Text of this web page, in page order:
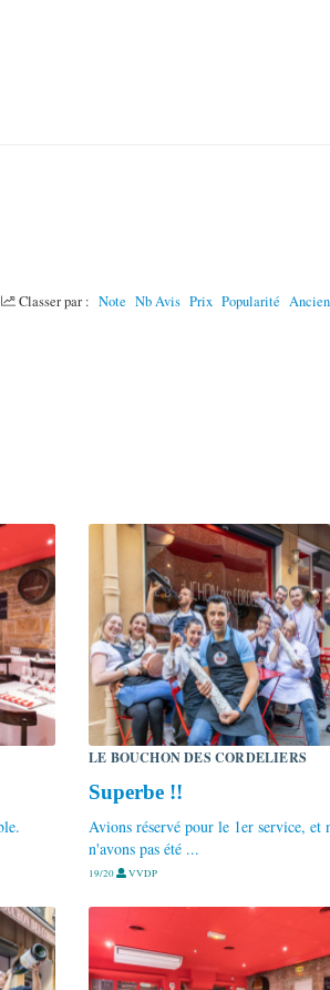
Classer par : Note Nb Avis Prix Popularité
LE BOUCHON DES CORDELIERS
Superbe !!
Avions réservé pour le 1er service, et
n'avons pas été ...
19/20 VVDP